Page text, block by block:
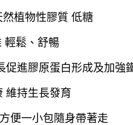
植物性膠質 低糖
輕鬆、舒暢
促進膠原蛋白形成及加強
維持生長發育
便一小包隨身帶著走